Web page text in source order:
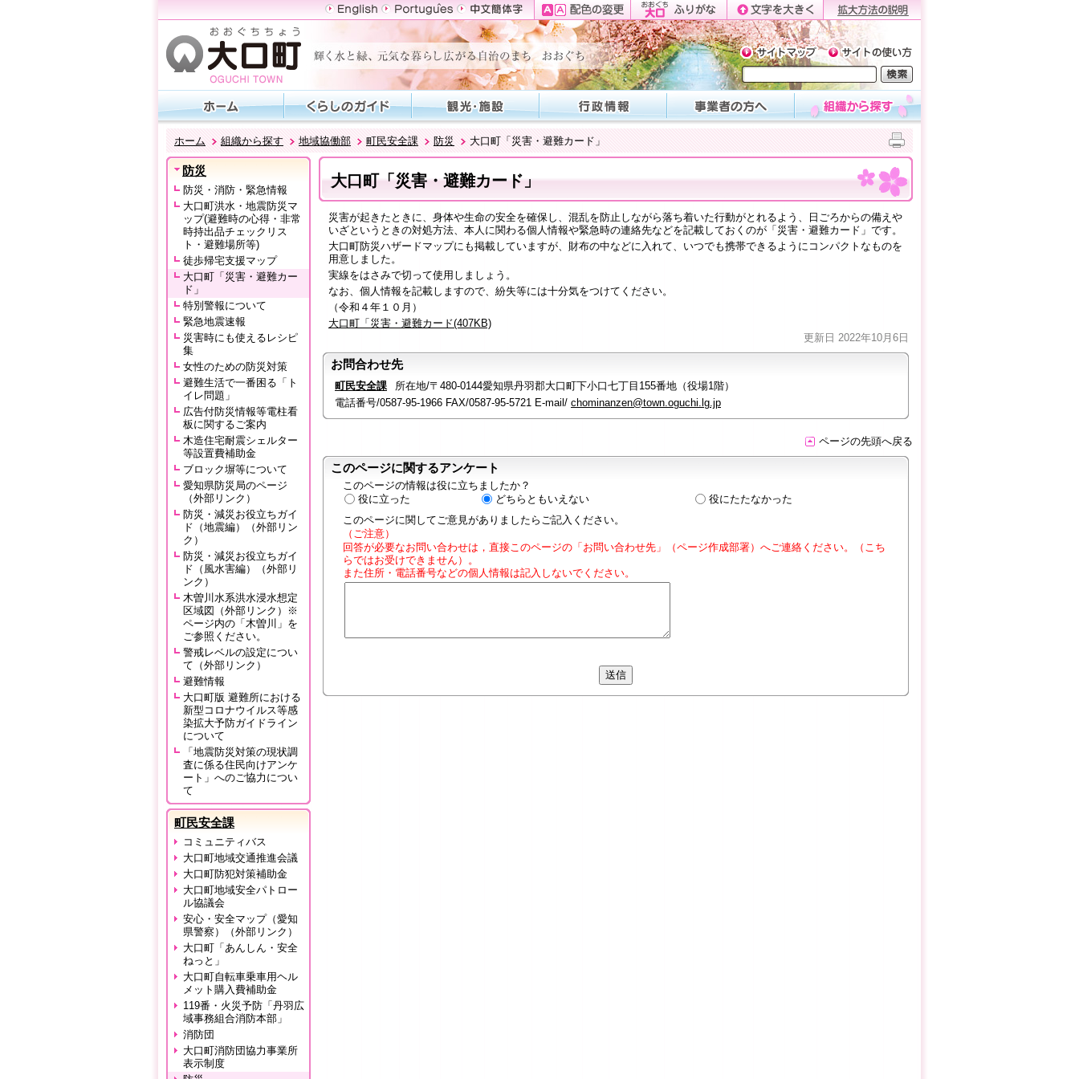
ホーム 組織から探す 地域協働部 町民安全課 防災 大口町「災害・避難カード」
防災
防災・消防・緊急情報
大口町洪水・地震防災マ
ップ(避難時の心得・非常
時持出品チェックリス
ト・避難場所等)
徒歩帰宅支援マップ
大口町「災害・避難カー
ド」
特別警報について
緊急地震速報
災害時にも使えるレシピ
集
女性のための防災対策
避難生活で一番困る「ト
イレ問題」
広告付防災情報等電柱看
板に関するご案内
木造住宅耐震シェルター
等設置費補助金
ブロック塀等について
愛知県防災局のページ
（外部リンク）
防災・減災お役立ちガイ
ド（地震編）（外部リン
ク）
防災・減災お役立ちガイ
ド（風水害編）（外部リ
ンク）
木曽川水系洪水浸水想定
区域図（外部リンク）※
ページ内の「木曽川」を
ご参照ください。
警戒レベルの設定につい
て（外部リンク）
避難情報
大口町版 避難所における
新型コロナウイルス等感
染拡大予防ガイドライン
について
「地震防災対策の現状調
査に係る住民向けアンケ
ート」へのご協力につい
て
町民安全課
コミュニティバス
大口町地域交通推進会議
大口町防犯対策補助金
大口町地域安全パトロー
ル協議会
安心・安全マップ（愛知
県警察）（外部リンク）
大口町「あんしん・安全
ねっと」
大口町自転車乗車用ヘル
メット購入費補助金
119番・火災予防「丹羽広
域事務組合消防本部」
消防団
大口町消防団協力事業所
表示制度
大口町「災害・避難カード」
災害が起きたときに、身体や生命の安全を確保し、混乱を防止しながら落ち着いた行動がとれるよう、日ごろからの備えや
いざというときの対処方法、本人に関わる個人情報や緊急時の連絡先などを記載しておくのが「災害・避難カード」です。
大口町防災ハザードマップにも掲載していますが、財布の中などに入れて、いつでも携帯できるようにコンパクトなものを
用意しました。
実線をはさみで切って使用しましょう。
なお、個人情報を記載しますので、紛失等には十分気をつけてください。
（令和４年１０月）
大口町「災害・避難カード(407KB)
更新日 2022年10月6日
お問合わせ先
町民安全課
所在地/〒480-0144愛知県丹羽郡大口町下小口七丁目155番地（役場1階）
電話番号/0587-95-1966 FAX/0587-95-5721 E-mail/ chominanzen@town.oguchi.lg.jp
ページの先頭へ戻る
このページに関するアンケート
このページの情報は役に立ちましたか？
役に立った
どちらともいえない
役にたたなかった
このページに関してご意見がありましたらご記入ください。
（ご注意）
回答が必要なお問い合わせは，直接このページの「お問い合わせ先」（ページ作成部署）へご連絡ください。（こち
らではお受けできません）。
また住所・電話番号などの個人情報は記入しないでください。